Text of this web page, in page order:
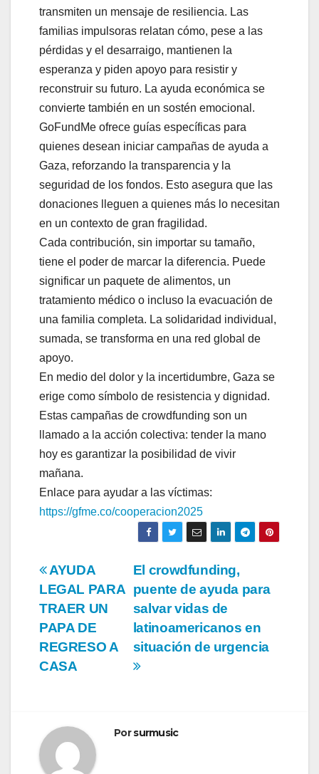
transmiten un mensaje de resiliencia. Las
familias impulsoras relatan cómo, pese a las
pérdidas y el desarraigo, mantienen la
esperanza y piden apoyo para resistir y
reconstruir su futuro. La ayuda económica se
convierte también en un sostén emocional.
GoFundMe ofrece guías específicas para
quienes desean iniciar campañas de ayuda a
Gaza, reforzando la transparencia y la
seguridad de los fondos. Esto asegura que las
donaciones lleguen a quienes más lo necesitan
en un contexto de gran fragilidad.
Cada contribución, sin importar su tamaño,
tiene el poder de marcar la diferencia. Puede
significar un paquete de alimentos, un
tratamiento médico o incluso la evacuación de
una familia completa. La solidaridad individual,
sumada, se transforma en una red global de
apoyo.
En medio del dolor y la incertidumbre, Gaza se
erige como símbolo de resistencia y dignidad.
Estas campañas de crowdfunding son un
llamado a la acción colectiva: tender la mano
hoy es garantizar la posibilidad de vivir
mañana.
Enlace para ayudar a las víctimas:
https://gfme.co/cooperacion2025
Navegación
de
entradas
El crowdfunding,
puente de ayuda para
salvar vidas de
latinoamericanos en
situación de urgencia
AYUDA
LEGAL PARA
TRAER UN
PAPA DE
REGRESO A
CASA
Porsurmusic